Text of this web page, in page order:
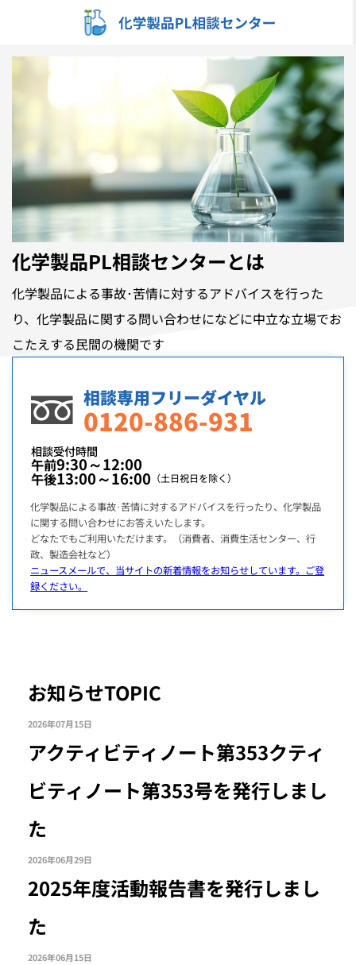
化学製品PL相談センターとは
化学製品による事故･苦情に対するアドバイスを行った
り、化学製品に関する問い合わせになどに中立な立場でお
こたえする民間の機関です
相談専用フリーダイヤル
0120-886-931
相談受付時間
午前9:30～12:00
午後13:00～16:00 （土日祝日を除く）
化学製品による事故･苦情に対するアドバイスを行ったり、化学製品
に関する問い合わせにお答えいたします。
どなたでもご利用いただけます。（消費者、消費生活センター、行
政、製造会社など）
ニュースメールで、当サイトの新着情報をお知らせしています。ご登
録ください。
お知らせTOPIC
2026年07月15日
アクティビティノート第353クティ
ビティノート第353号を発行しまし
た
2026年06月29日
2025年度活動報告書を発行しまし
た
2026年06月15日